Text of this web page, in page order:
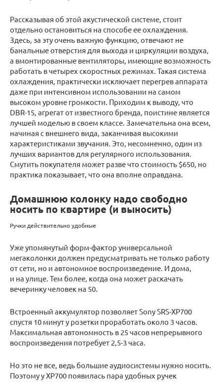
Рассказывая об этой акустической системе, стоит
отдельно остановиться на способе ее охлаждения.
Здесь, за эту очень важную функцию, отвечают не
банальные отверстия для выхода и циркуляции воздуха,
а вмонтированные вентиляторы, имеющие возможность
работать в четырех скоростных режимах. Такая система
охлаждения, практически исключает перегрев аппарата
даже при интенсивном использовании на самом
высоком уровне громкости. Приходим к выводу, что
DBR-15, агрегат от известного бренда, поистине является
лучшей моделью в своем классе. Замечательна она всем,
начиная с внешнего вида, заканчивая высокими
характеристиками звучания. Это, несомненно, один из
лучших вариантов для регулярного использования.
Смутить покупателя может разве что стоимость $650, но
практика показывает, что она вполне оправдана.
Домашнюю колонку надо свободно
носить по квартире (и выносить)
Ручки действительно удобные
Уже упомянутый форм-фактор универсальной
мегаколонки должен предусматривать не только работу
от сети, но и автономное воспроизведение. И дома,
и на улице. Тем более, когда она может раскачать
вечеринку человек на 50.
Встроенный аккумулятор позволяет Sony SRS-XP700
спустя 10 минут у розетки проработать около 3 часов.
Максимальная автономность в 25 часов непрерывного
воспроизведения потребует 2,5-3 часа.
Но это не все, ведь большие аудиосистемы нужно носить.
Поэтому у XP700 появилась пара удобных ручек